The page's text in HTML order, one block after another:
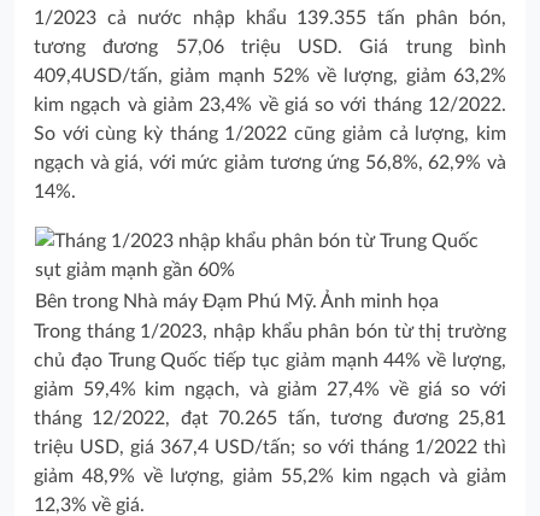
1/2023 cả nước nhập khẩu 139.355 tấn phân bón,
tương đương 57,06 triệu USD. Giá trung bình
409,4USD/tấn, giảm mạnh 52% về lượng, giảm 63,2%
kim ngạch và giảm 23,4% về giá so với tháng 12/2022.
So với cùng kỳ tháng 1/2022 cũng giảm cả lượng, kim
ngạch và giá, với mức giảm tương ứng 56,8%, 62,9% và
14%.
Bên trong Nhà máy Đạm Phú Mỹ. Ảnh minh họa
Trong tháng 1/2023, nhập khẩu phân bón từ thị trường
chủ đạo Trung Quốc tiếp tục giảm mạnh 44% về lượng,
giảm 59,4% kim ngạch, và giảm 27,4% về giá so với
tháng 12/2022, đạt 70.265 tấn, tương đương 25,81
triệu USD, giá 367,4 USD/tấn; so với tháng 1/2022 thì
giảm 48,9% về lượng, giảm 55,2% kim ngạch và giảm
12,3% về giá.